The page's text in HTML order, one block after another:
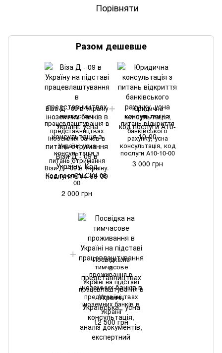
Порівняти
Разом дешевше
Віза Д - 09 в Україну
на підставі
працевлаштування в
представництвах
іноземних банків в
Україні: усна
консультація з
питань отримання
Візи Д - 09 в Україну.
Код послуги CV4-08-
00
2 000 грн
Юридична
консультація з
питань відкриття
банківського
рахунку, усна
консультація, код
послуги А10-10-00
3 000 грн
Посвідка на
тимчасове
проживання в
Україні на підставі
працевлаштування в
представництвах
іноземних банків в
Україні
12 500 грн